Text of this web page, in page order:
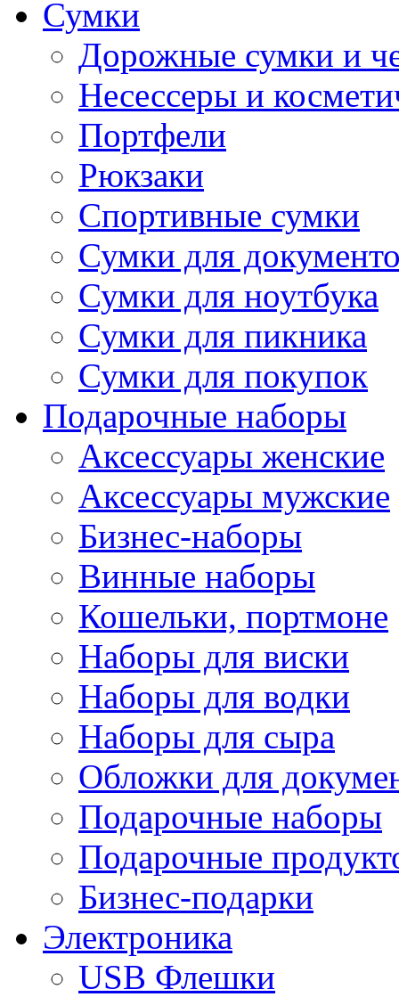
Сумки
Дорожные сумки и
Несессеры и
Портфели
Рюкзаки
Спортивные сумки
Сумки для
Сумки для ноутбука
Сумки для пикника
Сумки для покупок
Подарочные наборы
Аксессуары женские
Аксессуары мужские
Бизнес-наборы
Винные наборы
Кошельки, портмоне
Наборы для виски
Наборы для водки
Наборы для сыра
Обложки для
Подарочные наборы
Подарочные
Бизнес-подарки
Электроника
USB Флешки